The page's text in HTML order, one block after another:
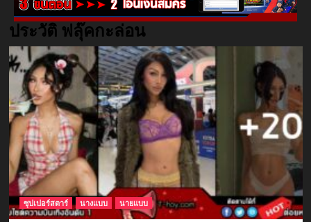
ประวัติ ฟลุ๊คกะล่อน
ซุปเปอร์สตาร์ นางแบบ นายแบบ